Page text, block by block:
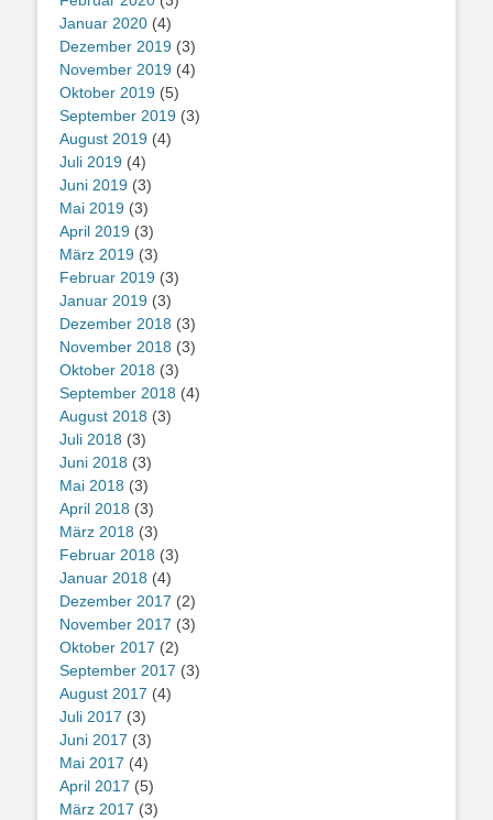
Januar 2020 (4)
Dezember 2019 (3)
November 2019 (4)
Oktober 2019 (5)
September 2019 (3)
August 2019 (4)
Juli 2019 (4)
Juni 2019 (3)
Mai 2019 (3)
April 2019 (3)
März 2019 (3)
Februar 2019 (3)
Januar 2019 (3)
Dezember 2018 (3)
November 2018 (3)
Oktober 2018 (3)
September 2018 (4)
August 2018 (3)
Juli 2018 (3)
Juni 2018 (3)
Mai 2018 (3)
April 2018 (3)
März 2018 (3)
Februar 2018 (3)
Januar 2018 (4)
Dezember 2017 (2)
November 2017 (3)
Oktober 2017 (2)
September 2017 (3)
August 2017 (4)
Juli 2017 (3)
Juni 2017 (3)
Mai 2017 (4)
April 2017 (5)
März 2017 (3)